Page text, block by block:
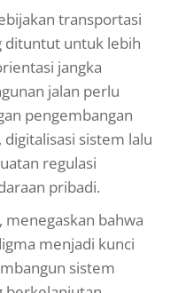
transportasi
dituntut untuk lebih
jangka
jalan perlu
pengembangan
sistem lalu
regulasi
pribadi.
menegaskan bahwa
menjadi kunci
sistem